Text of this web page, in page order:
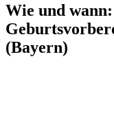
Wie und wann:
(Bayern)